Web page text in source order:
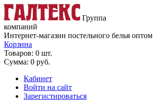
Группа
компаний
Интернет-магазин постельного белья оптом
Корзина
Товаров: 0 шт.
Сумма: 0 руб.
Кабинет
Войти на сайт
Зарегистироваться